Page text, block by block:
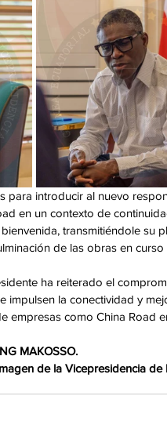
para introducir al nuevo
en un contexto de
transmitiéndole su
de las obras en
ha reiterado el
impulsen la conectividad y
empresas como China Road
MAKOSSO.
de la Vicepresidencia de